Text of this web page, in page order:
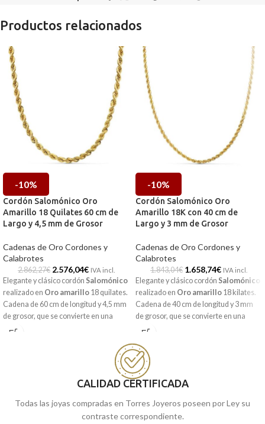
Productos relacionados
-10%
Cordón Salomónico Oro
Amarillo 18 Quilates 60 cm de
Largo y 4,5 mm de Grosor
Cadenas de Oro Cordones y
Calabrotes
2.862,27€ 2.576,04€ IVA incl.
Elegante y clásico cordón Salomónico
realizado en Oro amarillo 18 quilates.
Cadena de 60 cm de longitud y 4,5 mm
de grosor, que se convierte en una
pieza de siempre y para siempre,
tiendas de Málaga y Melilla, o si la
casa.
-10%
Cordón Salomónico Oro
Amarillo 18K con 40 cm de
Largo y 3 mm de Grosor
Cadenas de Oro Cordones y
Calabrotes
1.843,04€ 1.658,74€ IVA incl.
Elegante y clásico cordón Salomónico
realizado en Oro amarillo 18 kilates.
Cadena de 40 cm de longitud y 3 mm
de grosor, que se convierte en una
pieza de siempre y para siempre,
medalla, colgante o cruz.
Puedes encontrarla en nuestras
tiendas de Málaga, o si la compras
CALIDAD CERTIFICADA
Todas las joyas compradas en Torres Joyeros poseen por Ley su
contraste correspondiente.